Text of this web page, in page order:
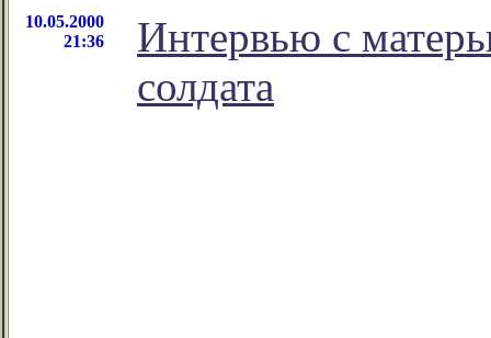
10.05.2000
21:36
Интервью с
солдата